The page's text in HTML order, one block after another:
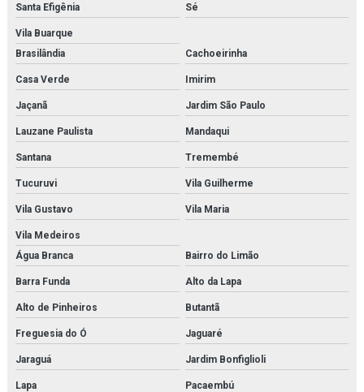
Fornecedor de microscópio para laboratórios
Fornecedor de modelo anatômico
Fornecedor de modelo anatômico médico
Fornecedor de modelo anatômico médico para faculdades
Fornecedor de modelo anatômico médico para hospitais
Fornecedor de modelo anatômico médico para laboratórios
Fornecedor de modelo anatômico para estudo
Fornecedor de modelo anatômico para faculdades
Fornecedor de modelo anatômico para hospitais
Fornecedor de modelo anatômico para laboratórios
Fornecedor de simulador médico
Fornecedor de simulador médico para estudo
Santa Efigênia Sé
Vila Buarque
Brasilândia
Cachoeirinha
Casa Verde Imirim
Jaçanã Jardim São Paulo
Lauzane Paulista Mandaqui
Santana Tremembé
Tucuruvi Vila Guilherme
Vila Gustavo Vila Maria
Vila Medeiros
Água Branca
Bairro do Limão
Barra Funda Alto da Lapa
Alto de Pinheiros Butantã
Freguesia do Ó Jaguaré
Jaraguá Jardim Bonfiglioli
Lapa Pacaembú